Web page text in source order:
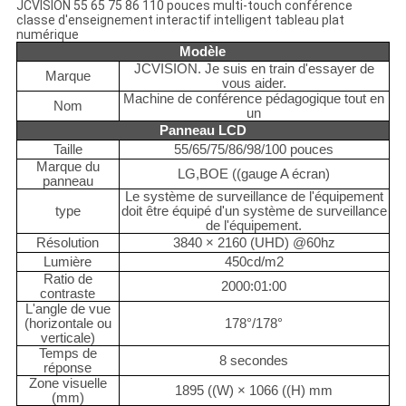
JCVISION 55 65 75 86 110 pouces multi-touch conférence
classe d'enseignement interactif intelligent tableau plat
numérique
Modèle
Marque
JCVISION. Je suis en train d'essayer de
vous aider.
Nom
Machine de conférence pédagogique tout en
un
Panneau LCD
Taille
55/65/75/86/98/100 pouces
Marque du
panneau
LG,BOE ((gauge A écran)
type
Le système de surveillance de l'équipement
doit être équipé d'un système de surveillance
de l'équipement.
Résolution
3840 × 2160 (UHD) @60hz
Lumière
450cd/m2
Ratio de
contraste
2000:01:00
L'angle de vue
(horizontale ou
verticale)
178°/178°
Temps de
réponse
8 secondes
Zone visuelle
(mm)
1895 ((W) × 1066 ((H) mm